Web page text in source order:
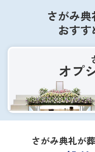
さがみ
おす
オプ
さがみ典礼が